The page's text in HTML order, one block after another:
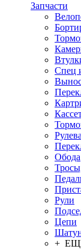
Запчасти
Спец
Обода
Рули
Цепи
+